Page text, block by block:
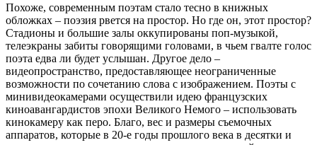
Похоже, современным поэтам стало тесно в книжных
обложках – поэзия рвется на простор. Но где он, этот простор?
Стадионы и большие залы оккупированы поп-музыкой,
телеэкраны забиты говорящими головами, в чьем гвалте голос
поэта едва ли будет услышан. Другое дело –
видеопространство, предоставляющее неограниченные
возможности по сочетанию слова с изображением. Поэты с
минивидеокамерами осуществили идею французских
киноавангардистов эпохи Великого Немого – использовать
кинокамеру как перо. Благо, вес и размеры съемочных
аппаратов, которые в 20-е годы прошлого века в десятки и